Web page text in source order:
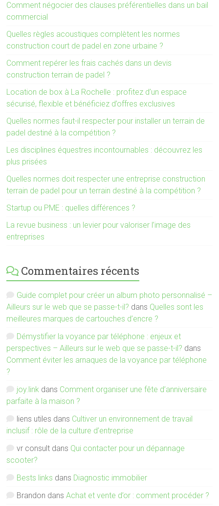
Comment négocier des clauses préférentielles dans un bail
commercial
Quelles règles acoustiques complètent les normes
construction court de padel en zone urbaine ?
Comment repérer les frais cachés dans un devis
construction terrain de padel ?
Location de box à La Rochelle : profitez d’un espace
sécurisé, flexible et bénéficiez d’offres exclusives
Quelles normes faut-il respecter pour installer un terrain de
padel destiné à la compétition ?
Les disciplines équestres incontournables : découvrez les
plus prisées
Quelles normes doit respecter une entreprise construction
terrain de padel pour un terrain destiné à la compétition ?
Startup ou PME : quelles différences ?
La revue business : un levier pour valoriser l’image des
entreprises
Commentaires récents
Guide complet pour créer un album photo personnalisé –
Ailleurs sur le web que se passe-t-il? dans Quelles sont les
meilleures marques de cartouches d’encre ?
Démystifier la voyance par téléphone : enjeux et
perspectives – Ailleurs sur le web que se passe-t-il? dans
Comment éviter les arnaques de la voyance par téléphone
?
joy.link dans Comment organiser une fête d’anniversaire
parfaite à la maison ?
liens utiles dans Cultiver un environnement de travail
inclusif : rôle de la culture d’entreprise
vr consult dans Qui contacter pour un dépannage
scooter?
Bests links dans Diagnostic immobilier
Brandon dansAchat et vente d’or : comment procéder ?